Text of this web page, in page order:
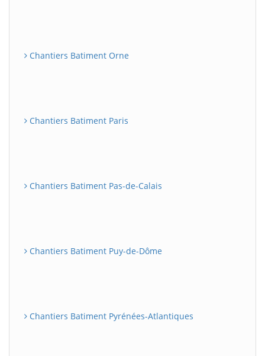
Chantiers Batiment Orne
Chantiers Batiment Paris
Chantiers Batiment Pas-de-Calais
Chantiers Batiment Puy-de-Dôme
Chantiers Batiment Pyrénées-Atlantiques